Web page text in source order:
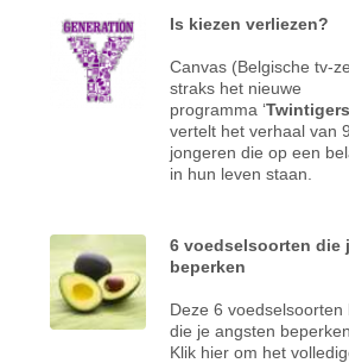
Is kiezen verliezen?
Canvas (Belgische tv-
straks het nieuwe
programma ‘Twintigers
vertelt het verhaal van
jongeren die op een
in hun leven staan.
6 voedselsoorten die
beperken
Deze 6 voedselsoorten
die je angsten
Klik hier om het